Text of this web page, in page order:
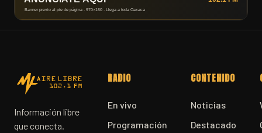
Información libre
que conecta.
RADIO
En vivo
Programación
CONTENIDO
Noticias
Destacado